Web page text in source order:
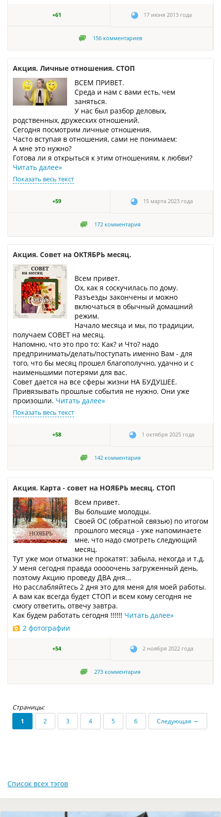
+61 17 июня 2013 года
156 комментариев
Акция. Личные отношения. СТОП
ВСЕМ ПРИВЕТ.
Среда и нам с вами есть, чем
заняться.
У нас был разбор деловых,
родственных, дружеских отношений.
Сегодня посмотрим личные отношения.
Часто вступая в отношения, сами не понимаем:
А мне это нужно?
Готова ли я открыться к этим отношениям, к любви?
Читать далее»
Показать весь текст
+59 15 марта 2023 года
172 комментария
Акция. Совет на ОКТЯБРЬ месяц.
Всем привет.
Ох, как я соскучилась по дому.
Разъезды закончены и можно
включаться в обычный домашний
режим.
Начало месяца и мы, по традиции,
получаем СОВЕТ на месяц.
Напомню, что это про то: Как? и Что? надо
предпринимать/делать/поступать именно Вам - для
того, что бы месяц прошел благополучно, удачно и с
наименьшими потерями для вас.
Совет дается на все сферы жизни НА БУДУШЕЕ.
Привязывать прошлые события не нужно. Они уже
произошли. Читать далее»
Показать весь текст
+58 1 октября 2025 года
142 комментария
Акция. Карта - совет на НОЯБРЬ месяц. СТОП
Всем привет.
Вы большие молодцы.
Своей ОС (обратной связью) по итогом
прошлого месяца - уже напоминаете
мне, что надо смотреть следующий
месяц.
Тут уже мои отмазки не прокатят: забыла, некогда и т.д.
У меня сегодня правда ооооочень загруженный день,
поэтому Акцию проведу ДВА дня...
Но расслабляйтесь 2 дня это для меня для моей работы.
А вам как всегда будет СТОП и всем кому сегодня не
смогу ответить, отвечу завтра.
Как будем работать сегодня !!!!!! Читать далее»
2 фотографии
+54 2 ноября 2022 года
273 комментария
Страницы:
1
2 3 4 5 6 Следующая →
Список всех тэгов